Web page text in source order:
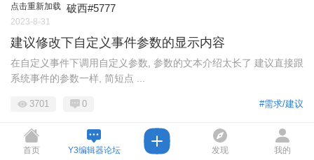
点击重新加载 破西#5777
2023-8-31
建议修改下自定义事件参数的显示内容
在自定义事件下调用自定义参数, 参数的文本介绍太长了 建议直接跟
系统事件的参数一样, 简短点 ...
#需求/建议
3701 0
首页 Y3编辑器论坛 发现 我的